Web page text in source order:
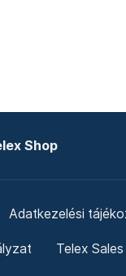
Shop
Adatkezelési
Telex Sales